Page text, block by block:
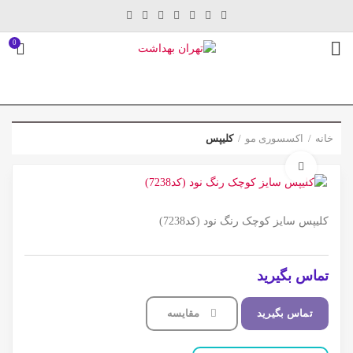
0
خانه اکسسوری مو کلیپس
کلیپس سایز کوچک رنگ نود (کد7238)
تماس بگیرید
تماس بگیرید مقایسه